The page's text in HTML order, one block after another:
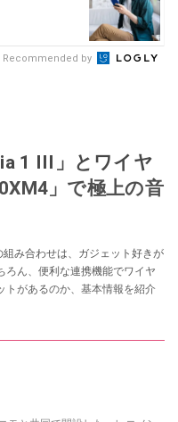
Recommended by
1 III」とワイヤ
」で極上の音
み合わせは、ガジェット好きが
ろん、便利な連携機能でワイヤ
トがあるのか、基本情報を紹介